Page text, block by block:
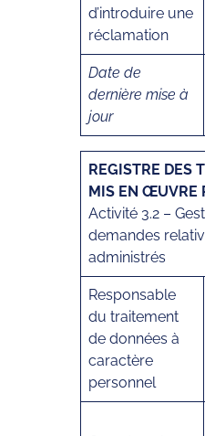
d’introduire une
réclamation
Date de
dernière mise à
jour
REGISTRE DES
MIS EN ŒUVRE
Activité 3.2 –
demandes
administrés
Responsable
du traitement
de données à
caractère
personnel